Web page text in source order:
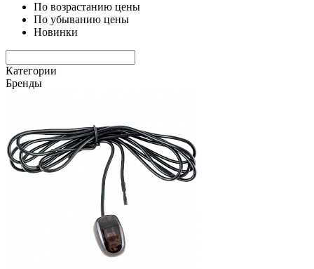
По возрастанию цены
По убыванию цены
Новинки
Категории
Бренды